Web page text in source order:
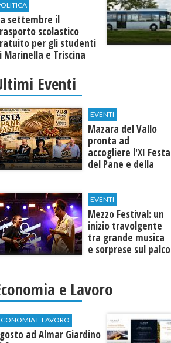
settembre il
scolastico
per gli studenti
Marinella e Triscina
Eventi
EVENTI
Mazara del Vallo
pronta ad
accogliere l'XI Festa
del Pane e della
EVENTI
Mezzo Festival: un
inizio travolgente
tra grande musica
e sorprese sul palco
e Lavoro
E LAVORO
ad Almar Giardino